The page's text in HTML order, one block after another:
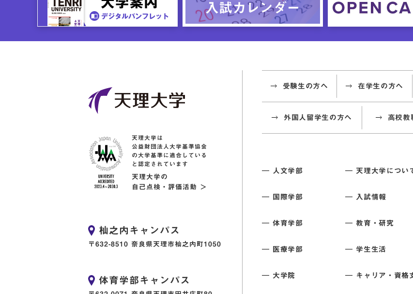
天理大学は
公益財団法人大学基準協会
の大学基準に適合している
と認定されています
天理大学の
自己点検・評価活動 ＞
杣之内キャンパス
〒632-8510 奈良県天理市杣之内町1050
体育学部キャンパス
受験生の方へ 在学生の方へ
外国人留学生の方へ 高校教
人文学部
国際学部
体育学部
医療学部
大学院
天理大学につい
入試情報
教育・研究
学生生活
キャリア・資格